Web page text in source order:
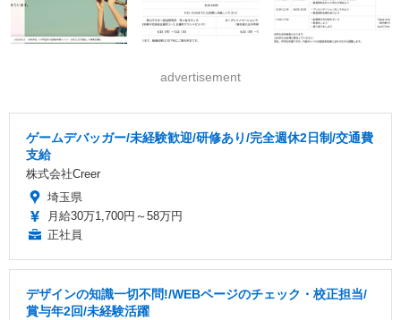
advertisement
ゲームデバッガー/未経験歓迎/研修あり/完全週休2日制/交通費
支給
株式会社Creer
埼玉県
月給30万1,700円～58万円
正社員
デザインの知識一切不問!/WEBページのチェック・校正担当/
賞与年2回/未経験活躍